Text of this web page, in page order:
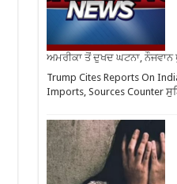
ਅਮਰੀਕਾ ਤੋਂ ਦੁਖਦ ਘਟਨਾ, ਨੌਜਵਾਨ
Trump Cites Reports On
Imports, Sources Counter